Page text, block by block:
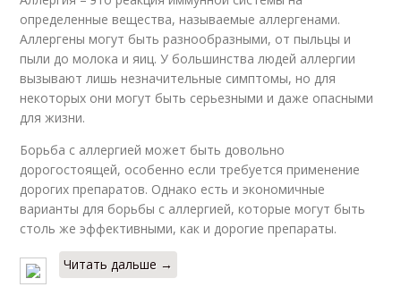
определенные вещества, называемые аллергенами.
Аллергены могут быть разнообразными, от пыльцы и
пыли до молока и яиц. У большинства людей аллергии
вызывают лишь незначительные симптомы, но для
некоторых они могут быть серьезными и даже опасными
для жизни.
Борьба с аллергией может быть довольно
дорогостоящей, особенно если требуется применение
дорогих препаратов. Однако есть и экономичные
варианты для борьбы с аллергией, которые могут быть
столь же эффективными, как и дорогие препараты.
Читать дальше →